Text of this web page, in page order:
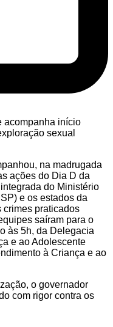
na madrugada
ações do Dia D da
do Ministério
e os estados da
crimes praticados
saíram para o
às 5h, da Delegacia
e ao Adolescente
à Criança e ao
o governador
com rigor contra os